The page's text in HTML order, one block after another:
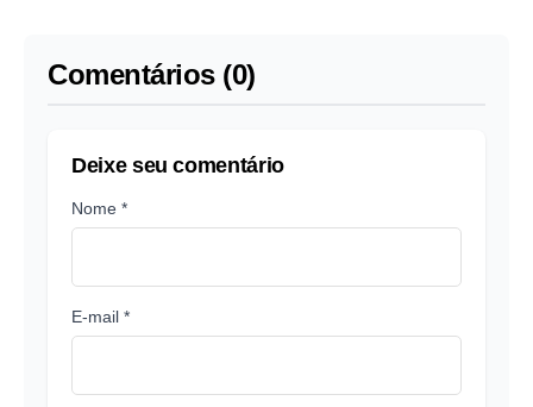
Comentários (0)
Deixe seu comentário
Nome *
E-mail *